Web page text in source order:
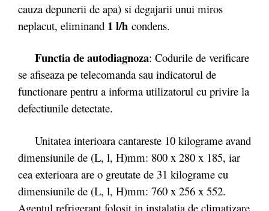
cauza depunerii de apa) si degajarii unui miros
neplacut, eliminand 1 l/h condens.
Functia de autodiagnoza: Codurile de verificare
se afiseaza pe telecomanda sau indicatorul de
functionare pentru a informa utilizatorul cu privire la
defectiunile detectate.
Unitatea interioara cantareste 10 kilograme avand
dimensiunile de (L, l, H)mm: 800 x 280 x 185, iar
cea exterioara are o greutate de 31 kilograme cu
dimensiunile de (L, l, H)mm: 760 x 256 x 552.
Agentul refrigerant folosit in instalatia de climatizare